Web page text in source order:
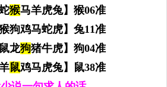
猴马羊虎兔】猴06准
狗鸡马蛇虎】兔11准
龙狗猪牛虎】狗04准
鼠鸡马虎兔】鼠38准